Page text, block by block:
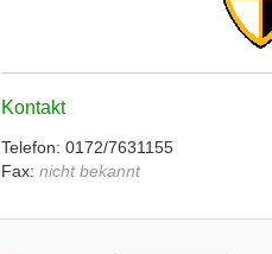
Kontakt
Telefon: 0172/7631155
Fax: nicht bekannt